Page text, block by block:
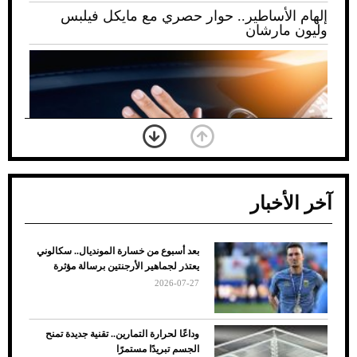
إلهام الأساطير.. حوار حصري مع مايكل فيلبس
وليون مارشان
ضعف تبريد مكيف السيارة عند الوقوف.. أشهر
الأسباب والحلول
آخر الأخبار
بعد أسبوع من خسارة المونديال.. سكالوني
يعتذر لجماهير الأرجنتين برسالة مؤثرة
2026-07-27
وداعًا لحرارة التمارين.. تقنية جديدة تمنح
الجسم تبريدًا مستمرًا